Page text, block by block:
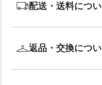
配送・送料につ
返品・交換につ